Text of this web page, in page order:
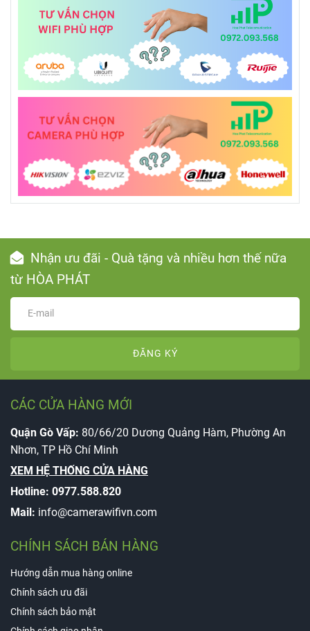
Nhận ưu đãi - Quà tặng và nhiều hơn thế nữa
từ HÒA PHÁT
ĐĂNG KÝ
CÁC CỬA HÀNG MỚI
Quận Gò Vấp: 80/66/20 Dương Quảng Hàm, Phường An
Nhơn, TP Hồ Chí Minh
XEM HỆ THỐNG CỬA HÀNG
Hotline: 0977.588.820
Mail: info@camerawifivn.com
CHÍNH SÁCH BÁN HÀNG
Hướng dẫn mua hàng online
Chính sách ưu đãi
Chính sách bảo mật